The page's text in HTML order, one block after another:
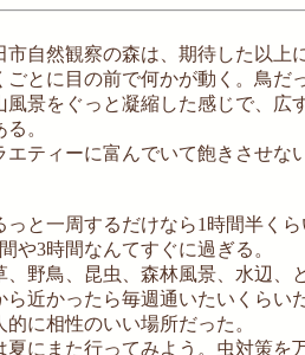
自然観察の森は、期待した以上
とに目の前で何かが動く。鳥だ
景をぐっと凝縮した感じで、広
。
ティーに富んでいて飽きさせな
と一周するだけなら1時間半く
や3時間なんてすぐに過ぎる。
野鳥、昆虫、森林風景、水辺、
近かったら毎週通いたいくらい
に相性のいい場所だった。
にまた行ってみよう。虫対策を